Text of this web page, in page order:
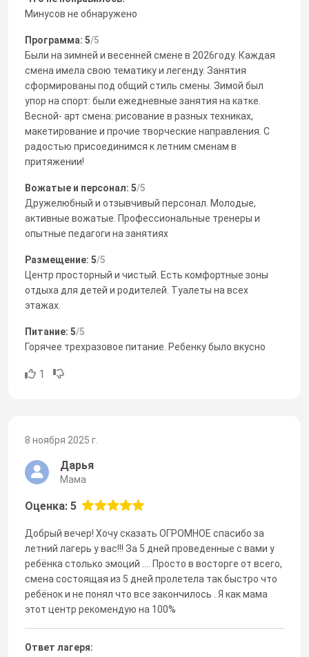
Минусов не обнаружено
Программа: 5/5
Были на зимней и весенней смене в 2026году. Каждая
смена имела свою тематику и легенду. Занятия
сформированы под общий стиль смены. Зимой был
упор на спорт: были ежедневные занятия на катке.
Весной- арт смена: рисование в разных техниках,
макетирование и прочие творческие направления. С
радостью присоединимся к летним сменам в
притяжении!
Вожатые и персонал: 5/5
Дружелюбный и отзывчивый персонал. Молодые,
активные вожатые. Профессиональные тренеры и
опытные педагоги на занятиях
Размещение: 5/5
Центр просторный и чистый. Есть комфортные зоны
отдыха для детей и родителей. Туалеты на всех
этажах.
Питание: 5/5
Горячее трехразовое питание. Ребенку было вкусно
1
8 ноября 2025 г.
Дарья
Мама
Оценка: 5
Добрый вечер! Хочу сказать ОГРОМНОЕ спасибо за
летний лагерь у вас!!! За 5 дней проведенные с вами у
ребёнка столько эмоций .... Просто в восторге от всего,
смена состоящая из 5 дней пролетела так быстро что
ребёнок и не понял что все закончилось . Я как мама
этот центр рекомендую на 100%
Ответ лагеря: